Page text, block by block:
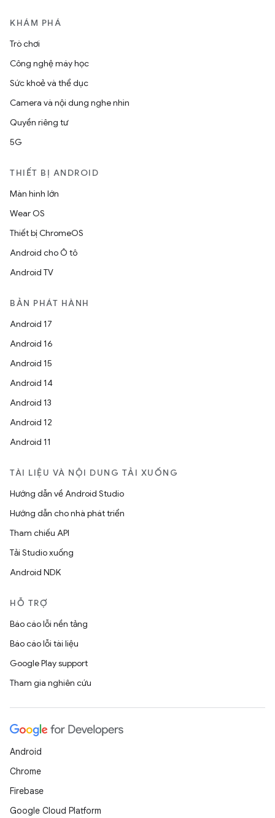
KHÁM PHÁ
Trò chơi
Công nghệ máy học
Sức khoẻ và thể dục
Camera và nội dung nghe nhìn
Quyền riêng tư
5G
THIẾT BỊ ANDROID
Màn hình lớn
Wear OS
Thiết bị ChromeOS
Android cho Ô tô
Android TV
BẢN PHÁT HÀNH
Android 17
Android 16
Android 15
Android 14
Android 13
Android 12
Android 11
TÀI LIỆU VÀ NỘI DUNG TẢI XUỐNG
Hướng dẫn về Android Studio
Hướng dẫn cho nhà phát triển
Tham chiếu API
Tải Studio xuống
Android NDK
HỖ TRỢ
Báo cáo lỗi nền tảng
Báo cáo lỗi tài liệu
Google Play support
Tham gia nghiên cứu
Android
Chrome
Firebase
Google Cloud Platform